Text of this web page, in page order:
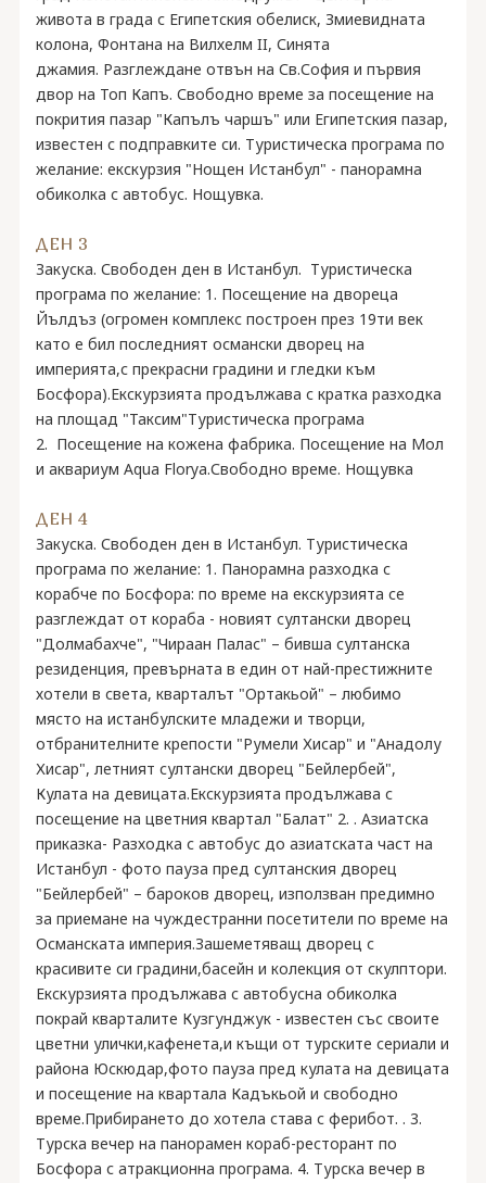
живота в града с Египетския обелиск, Змиевидната
колона, Фонтана на Вилхелм II, Синята
джамия. Разглеждане отвън на Св.София и първия
двор на Топ Капъ. Свободно време за посещение на
покрития пазар "Капълъ чаршъ" или Египетския пазар,
известен с подправките си. Туристическа програма по
желание: екскурзия "Нощен Истанбул" - панорамна
обиколка с автобус. Нощувка.
ДЕН 3
Закуска. Свободен ден в Истанбул. Туристическа
програма по желание: 1. Посещение на двореца
Йълдъз (огромен комплекс построен през 19ти век
като е бил последният османски дворец на
империята,с прекрасни градини и гледки към
Босфора).Екскурзията продължава с кратка разходка
на площад "Таксим"Туристическа програма
2. Посещение на кожена фабрика. Посещение на Мол
и аквариум Aqua Florya.Свободно време. Нощувка
ДЕН 4
Закуска. Свободен ден в Истанбул. Туристическа
програма по желание: 1. Панорамна разходка с
корабче по Босфора: по време на екскурзията се
разглеждат от кораба - новият султански дворец
"Долмабахче", "Чираан Палас" – бивша султанска
резиденция, превърната в един от най-престижните
хотели в света, кварталът "Ортакьой" – любимо
място на истанбулските младежи и творци,
отбранителните крепости "Румели Хисар" и "Анадолу
Хисар", летният султански дворец "Бейлербей",
Кулата на девицата.Екскурзията продължава с
посещение на цветния квартал "Балат" 2. . Азиатска
приказка- Разходка с автобус до азиатската част на
Истанбул - фото пауза пред султанския дворец
"Бейлербей" – бароков дворец, използван предимно
за приемане на чуждестранни посетители по време на
Османската империя.Зашеметяващ дворец с
красивите си градини,басейн и колекция от скулптори.
Екскурзията продължава с автобусна обиколка
покрай кварталите Кузгунджук - известен със своите
цветни улички,кафенета,и къщи от турските сериали и
района Юскюдар,фото пауза пред кулата на девицата
и посещение на квартала Кадъкьой и свободно
време.Прибирането до хотела става с ферибот. . 3.
Турска вечер на панорамен кораб-ресторант по
Босфора с атракционна програма. 4. Турска вечер в